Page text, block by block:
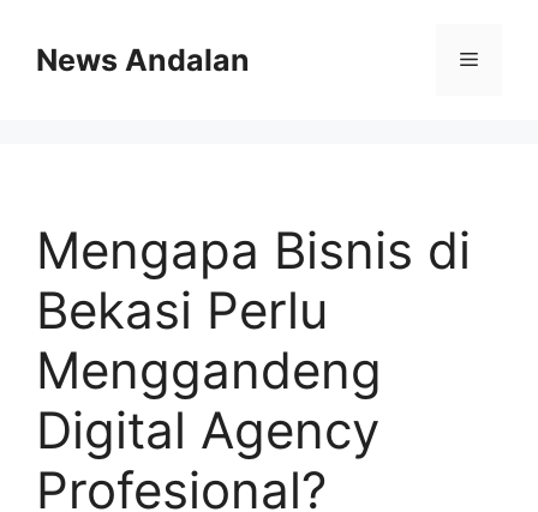
contentNews Andalan Menu
Mengapa Bisnis di
Bekasi Perlu
Menggandeng
Digital Agency
Profesional?